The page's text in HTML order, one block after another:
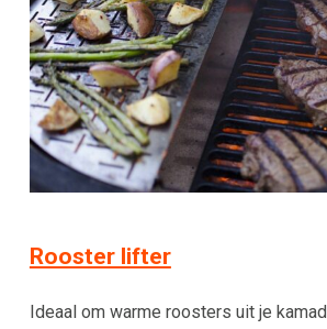
Rooster lifter
Ideaal om warme roosters uit je